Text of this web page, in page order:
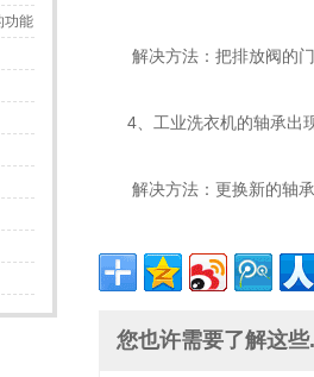
功能
解决方法：把排放阀的门
4、工业洗衣机的轴承出现
解决方法：更换新的轴承
您也许需要了解这些